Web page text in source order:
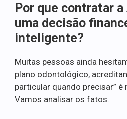
Por que contratar
uma decisão
inteligente?
Muitas pessoas ainda
plano odontológico,
particular quando precisar” é
Vamos analisar os fatos.